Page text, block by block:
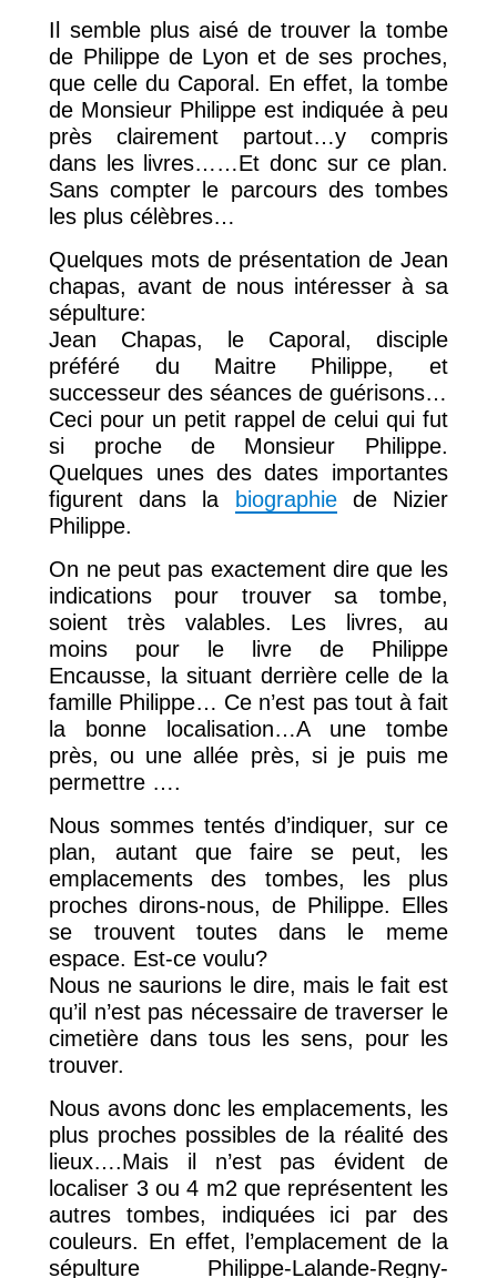
Il semble plus aisé de trouver la tombe
de Philippe de Lyon et de ses proches,
que celle du Caporal. En effet, la tombe
de Monsieur Philippe est indiquée à peu
près clairement partout…y compris
dans les livres……Et donc sur ce plan.
Sans compter le parcours des tombes
les plus célèbres…
Quelques mots de présentation de Jean
chapas, avant de nous intéresser à sa
sépulture:
Jean Chapas, le Caporal, disciple
préféré du Maitre Philippe, et
successeur des séances de guérisons…
Ceci pour un petit rappel de celui qui fut
si proche de Monsieur Philippe.
Quelques unes des dates importantes
figurent dans la
biographiede Nizier
Philippe.
On ne peut pas exactement dire que les
indications pour trouver sa tombe,
soient très valables. Les livres, au
moins pour le livre de Philippe
Encausse, la situant derrière celle de la
famille Philippe… Ce n’est pas tout à fait
la bonne localisation…A une tombe
près, ou une allée près, si je puis me
permettre ….
Nous sommes tentés d’indiquer, sur ce
plan, autant que faire se peut, les
emplacements des tombes, les plus
proches dirons-nous, de Philippe. Elles
se trouvent toutes dans le meme
espace. Est-ce voulu?
Nous ne saurions le dire, mais le fait est
qu’il n’est pas nécessaire de traverser le
cimetière dans tous les sens, pour les
trouver.
Nous avons donc les emplacements, les
plus proches possibles de la réalité des
lieux….Mais il n’est pas évident de
localiser 3 ou 4 m2 que représentent les
autres tombes, indiquées ici par des
couleurs. En effet, l’emplacement de la
sépulture Philippe-Lalande-Regny-